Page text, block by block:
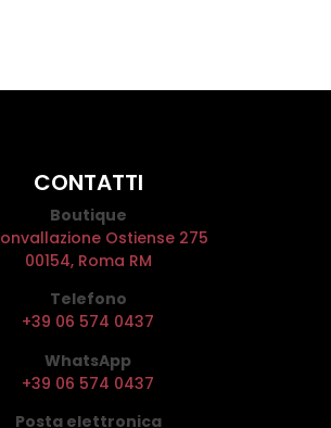
CONTATTI
Boutique
Ostiense 275
00154, Roma RM
Telefono
+39 06 574 0437
WhatsApp
+39 06 574 0437
Posta elettronica